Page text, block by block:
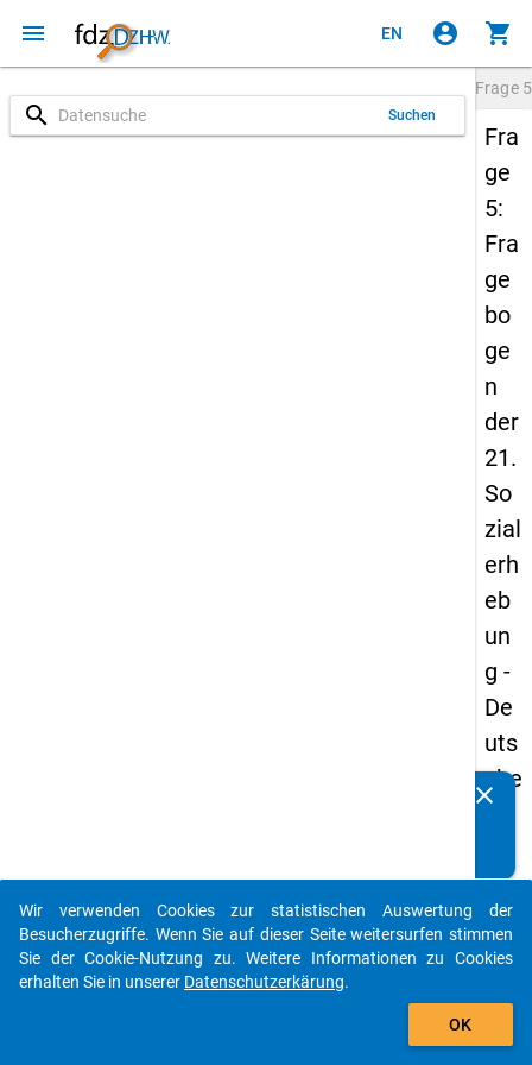
menu EN account_circle shopping_cart
search Suchen
Frage 5
Fra
ge
5:
Fra
ge
bo
ge
n
der
21.
So
zial
erh
eb
un
g -
De
uts
che
Bil
du
ngs
clear
auto_stories
add_shopping_cart
Wir verwenden Cookies zur statistischen Auswertung der
Besucherzugriffe. Wenn Sie auf dieser Seite weitersurfen stimmen
Sie der Cookie-Nutzung zu. Weitere Informationen zu Cookies
erhalten Sie in unserer Datenschutzerkärung.
OK